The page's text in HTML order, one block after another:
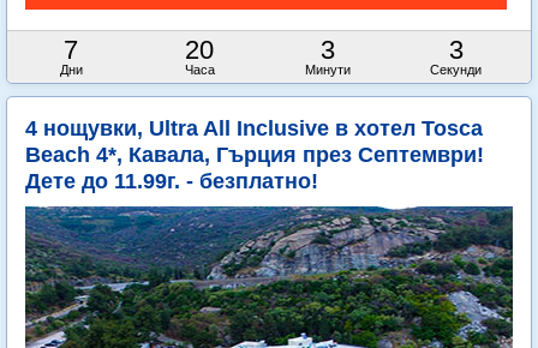
7
Дни
20
Часа
3
Минути
2
Секунди
4 нощувки, Ultra All Inclusive в хотел Tosca
Beach 4*, Кавала, Гърция през Септември!
Дете до 11.99г. - безплатно!